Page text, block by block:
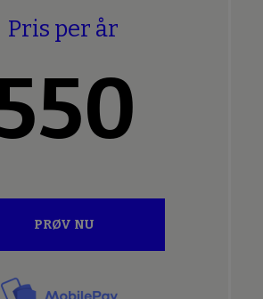
Pris per år
PRØV NU